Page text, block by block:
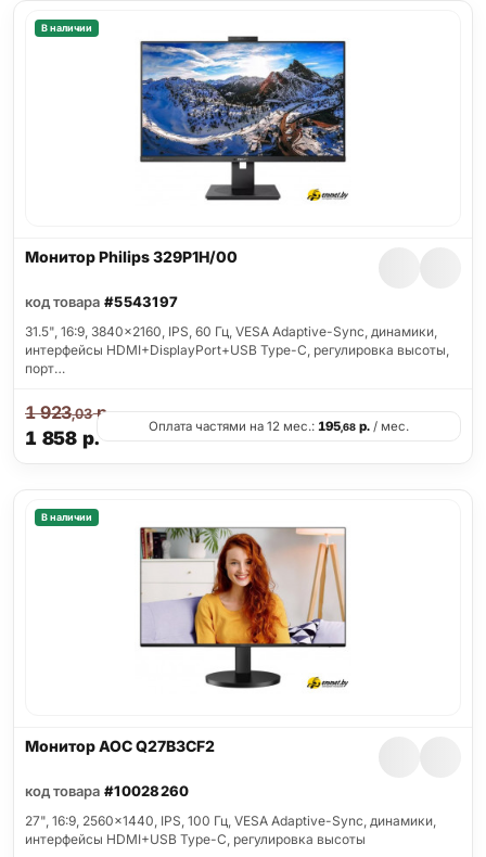
В наличии
Монитор Philips 329P1H/00
код товара #5543197
31.5", 16:9, 3840x2160, IPS, 60 Гц, VESA Adaptive-Sync, динамики,
интерфейсы HDMI+DisplayPort+USB Type-C, регулировка высоты,
порт…
1 858 р.
1 923,03р.
Оплата частями на 12 мес.: 195,68 р. / мес.
В наличии
Монитор AOC Q27B3CF2
код товара #10028260
27", 16:9, 2560x1440, IPS, 100 Гц, VESA Adaptive-Sync, динамики,
интерфейсы HDMI+USB Type-C, регулировка высоты